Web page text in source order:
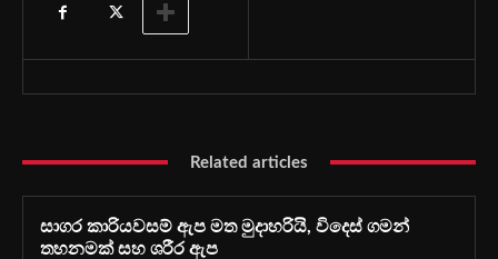
Related articles
සාගර කාරියවසම් ඇප මත මුදාහරියි, විදෙස් ගමන්
තහනමක් සහ ශරීර ඇප